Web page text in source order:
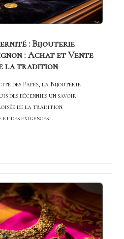
: Bijouterie
: Achat et Vente
la tradition
des Papes, la Bijouterie
des décennies un savoir-
de la tradition
des exigences…